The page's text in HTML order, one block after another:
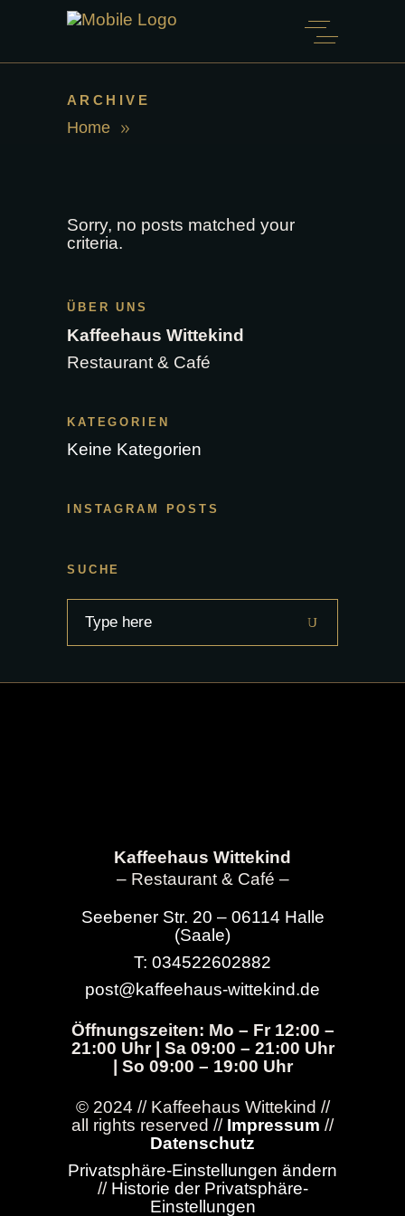
ARCHIVE
Home
Sorry, no posts matched your
criteria.
ÜBER UNS
Kaffeehaus Wittekind
Restaurant & Café
KATEGORIEN
Keine Kategorien
INSTAGRAM POSTS
SUCHE
for:
Kaffeehaus Wittekind
– Restaurant & Café –
Seebener Str. 20 – 06114 Halle
(Saale)
T: 034522602882
post@kaffeehaus-wittekind.de
Öffnungszeiten: Mo – Fr 12:00 –
21:00 Uhr | Sa 09:00 – 21:00 Uhr
| So 09:00 – 19:00 Uhr
© 2024 // Kaffeehaus Wittekind //
all rights reserved // Impressum //
Datenschutz
Privatsphäre-Einstellungen ändern
// Historie der Privatsphäre-
Einstellungen